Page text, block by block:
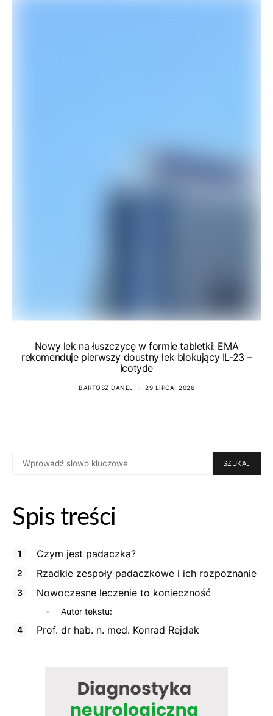
Nowy lek na łuszczycę w formie tabletki: EMA
rekomenduje pierwszy doustny lek blokujący IL-23 –
Icotyde
BARTOSZ DANEL 29 LIPCA, 2026
FOR:
SZUKAJ
Spis treści
Czym jest padaczka?
Rzadkie zespoły padaczkowe i ich rozpoznanie
Nowoczesne leczenie to konieczność
Autor tekstu:
Prof. dr hab. n. med. Konrad Rejdak